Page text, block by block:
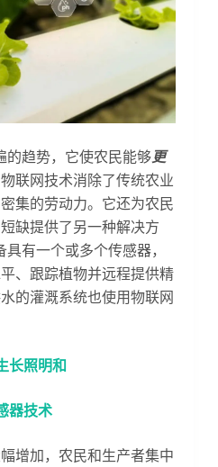
的趋势，它使农民能够更
联网技术消除了传统农业
集的劳动力。它还为农民
缺提供了另一种解决方
有一个或多个传感器，
、跟踪植物并远程提供精
的灌溉系统也使用物联网
长照明和
器技术
增加，农民和生产者集中